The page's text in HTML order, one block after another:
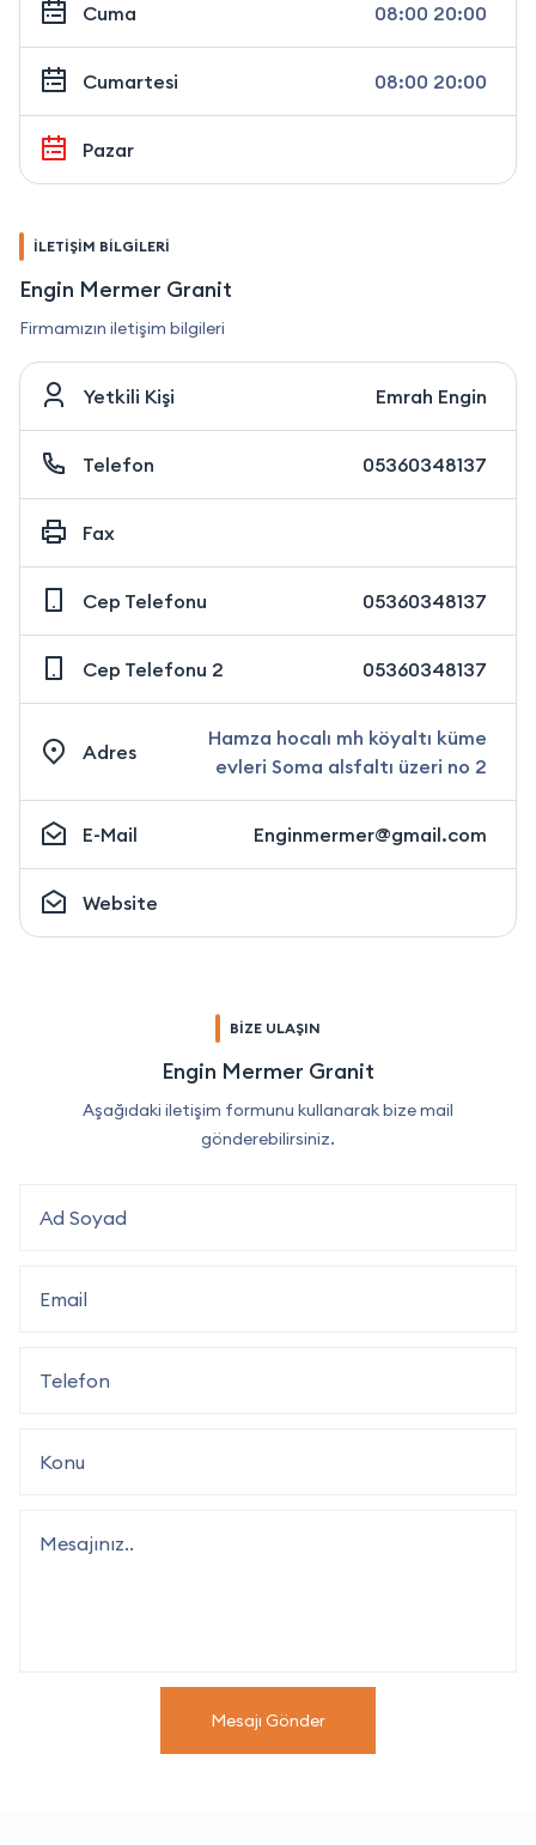
Cuma 08:00 20:00
Cumartesi 08:00 20:00
Pazar
İLETİŞİM BİLGİLERİ
Engin Mermer Granit
Firmamızın iletişim bilgileri
Yetkili Kişi Emrah Engin
Telefon 05360348137
Fax
Cep Telefonu 05360348137
Cep Telefonu 2 05360348137
Adres
Hamza hocalı mh köyaltı küme
evleri Soma alsfaltı üzeri no 2
E-Mail Enginmermer@gmail.com
Website
BİZE ULAŞIN
Engin Mermer Granit
Aşağıdaki iletişim formunu kullanarak bize mail
gönderebilirsiniz.
Mesajı Gönder